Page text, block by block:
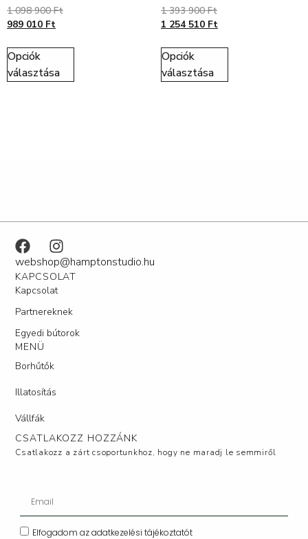
1 098 900Ft
989 010 Ft
Opciók
választása
1 393 900Ft
1 254 510 Ft
Opciók
választása
webshop@hamptonstudio.hu
KAPCSOLAT
Kapcsolat
Partnereknek
Egyedi bútorok
MENÜ
Borhűtők
Illatosítás
Vállfák
CSATLAKOZZ HOZZÁNK
Csatlakozz a zárt csoportunkhoz, hogy ne maradj le semmiről
Elfogadom az adatkezelési tájékoztatót